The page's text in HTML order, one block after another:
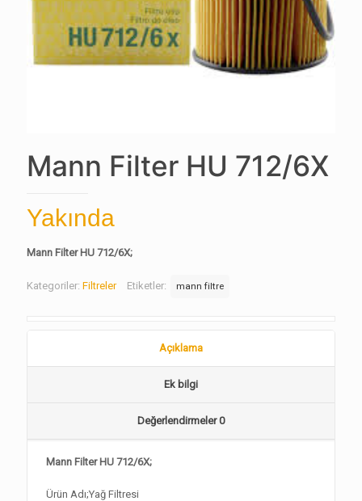
Mann Filter HU 712/6X
Yakında
Mann Filter HU 712/6X;
Kategoriler: Filtreler Etiketler: mann filtre
Açıklama
Ek bilgi
Değerlendirmeler0
Mann Filter HU 712/6X;
Ürün Adı;Yağ Filtresi